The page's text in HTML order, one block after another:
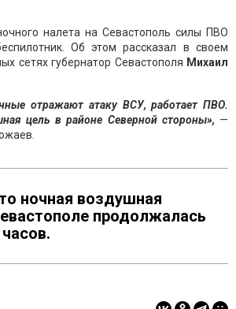
налета на Севастополь силы ПВО
Об этом рассказал в своем
сетях губернатор Севастополя Михаил
отражают атаку ВСУ, работает ПВО.
цель в районе Северной стороны», —
ночная воздушная
продолжалась